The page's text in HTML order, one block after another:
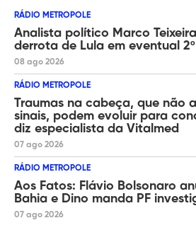
RÁDIO METROPOLE
Analista político Marco
derrota de Lula em eventual
08 ago 2026
RÁDIO METROPOLE
Traumas na cabeça, que não
sinais, podem evoluir para
diz especialista da Vitalmed
07 ago 2026
RÁDIO METROPOLE
Aos Fatos: Flávio Bolsonaro
Bahia e Dino manda PF
07 ago 2026